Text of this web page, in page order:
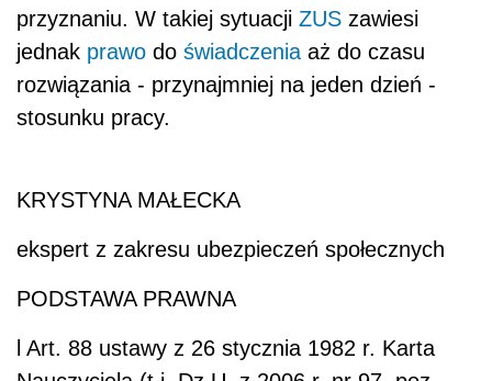
przyznaniu. W takiej sytuacji ZUS zawiesi
jednak prawo do świadczenia aż do czasu
rozwiązania - przynajmniej na jeden dzień -
stosunku pracy.
KRYSTYNA MAŁECKA
ekspert z zakresu ubezpieczeń społecznych
PODSTAWA PRAWNA
Art. 88 ustawy z 26 stycznia 1982 r. Karta